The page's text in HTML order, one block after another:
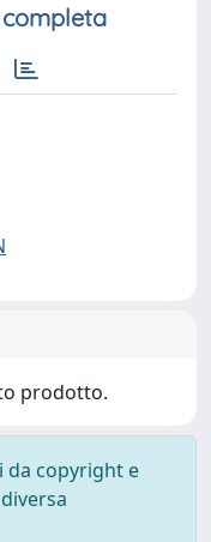
prodotto.
da copyright e